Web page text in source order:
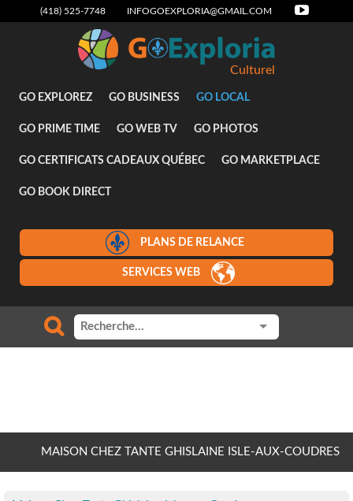
(418) 525-7748 INFOGOEXPLORIA@GMAIL.COM
Culturel
GO EXPLOREZ GO BUSINESS GO LOCAL
GO PRIME TIME GO WEB TV GO PHOTOS
GO CERTIFICATS CADEAUX QUÉBEC GO MARKETPLACE
GO BOOK DIRECT
PLANS DE RELANCE
SERVICES WEB
MAISON CHEZ TANTE GHISLAINE ISLE-AUX-COUDRES